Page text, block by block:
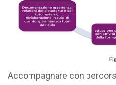
Accompagnare con